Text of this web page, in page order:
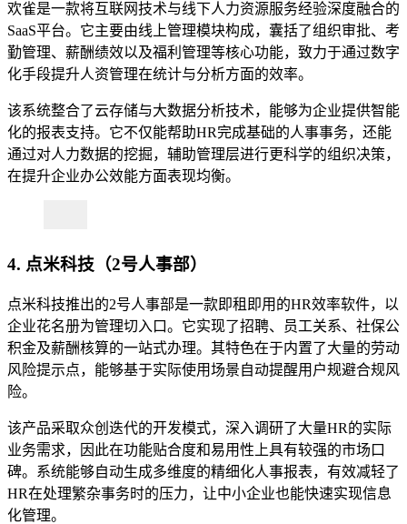
欢雀是一款将互联网技术与线下人力资源服务经验深度融合的
SaaS平台。它主要由线上管理模块构成，囊括了组织审批、考
勤管理、薪酬绩效以及福利管理等核心功能，致力于通过数字
化手段提升人资管理在统计与分析方面的效率。
该系统整合了云存储与大数据分析技术，能够为企业提供智能
化的报表支持。它不仅能帮助HR完成基础的人事事务，还能
通过对人力数据的挖掘，辅助管理层进行更科学的组织决策，
在提升企业办公效能方面表现均衡。
4. 点米科技（2号人事部）
点米科技推出的2号人事部是一款即租即用的HR效率软件，以
企业花名册为管理切入口。它实现了招聘、员工关系、社保公
积金及薪酬核算的一站式办理。其特色在于内置了大量的劳动
风险提示点，能够基于实际使用场景自动提醒用户规避合规风
险。
该产品采取众创迭代的开发模式，深入调研了大量HR的实际
业务需求，因此在功能贴合度和易用性上具有较强的市场口
碑。系统能够自动生成多维度的精细化人事报表，有效减轻了
HR在处理繁杂事务时的压力，让中小企业也能快速实现信息
化管理。